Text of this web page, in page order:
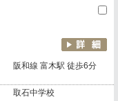
阪和線 富木駅 徒歩6分
取石中学校